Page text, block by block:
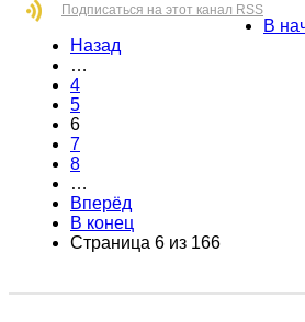
Подписаться на этот канал RSS
В
Назад
…
4
5
6
7
8
…
Вперёд
В конец
Страница 6 из 166